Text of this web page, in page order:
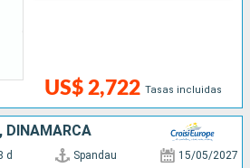
US$ 2,722 Tasas incluidas
DINAMARCA
d Spandau 15/05/2027